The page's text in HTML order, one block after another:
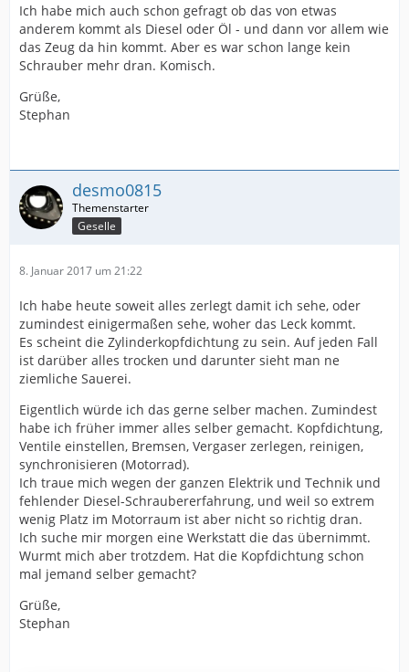
Ich habe mich auch schon gefragt ob das von etwas
anderem kommt als Diesel oder Öl - und dann vor allem wie
das Zeug da hin kommt. Aber es war schon lange kein
Schrauber mehr dran. Komisch.
Grüße,
Stephan
desmo0815
Geselle
8. Januar 2017 um 21:22
Ich habe heute soweit alles zerlegt damit ich sehe, oder
zumindest einigermaßen sehe, woher das Leck kommt.
Es scheint die Zylinderkopfdichtung zu sein. Auf jeden Fall
ist darüber alles trocken und darunter sieht man ne
ziemliche Sauerei.
Eigentlich würde ich das gerne selber machen. Zumindest
habe ich früher immer alles selber gemacht. Kopfdichtung,
Ventile einstellen, Bremsen, Vergaser zerlegen, reinigen,
synchronisieren (Motorrad).
Ich traue mich wegen der ganzen Elektrik und Technik und
fehlender Diesel-Schraubererfahrung, und weil so extrem
wenig Platz im Motorraum ist aber nicht so richtig dran.
Ich suche mir morgen eine Werkstatt die das übernimmt.
Wurmt mich aber trotzdem. Hat die Kopfdichtung schon
mal jemand selber gemacht?
Grüße,
Stephan